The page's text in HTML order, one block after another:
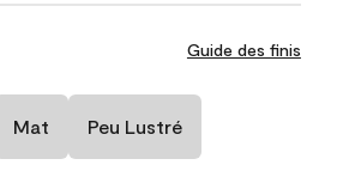
Guide des finis
Mat Peu Lustré